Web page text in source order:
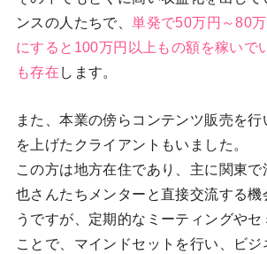
ンスの人たちで、単発で50万円～80
にすると100万円以上もの額を稼いで
も存在 します。
また、本業の傍らコンテンツ販売を
を上げたクライアントもいました。
この方は地方在住であり、主に関東
也さんたちメンターと直接交流する機
うですが、定期的なミーティングや
ことで、マインドセットを行い、ビジ